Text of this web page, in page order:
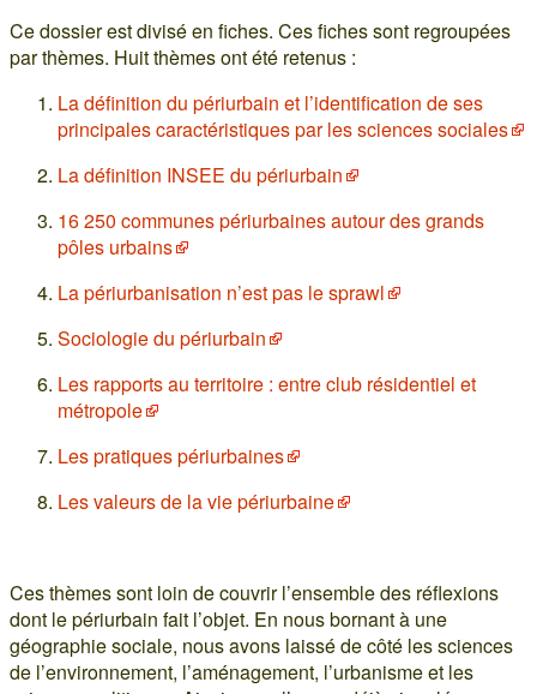
Ce dossier est divisé en fiches. Ces fiches sont regroupées
par thèmes. Huit thèmes ont été retenus :
La définition du périurbain et l’identification de ses
principales caractéristiques par les sciences sociales
La définition INSEE du périurbain
16 250 communes périurbaines autour des grands
pôles urbains
La périurbanisation n’est pas le sprawl
Sociologie du périurbain
Les rapports au territoire : entre club résidentiel et
métropole
Les pratiques périurbaines
Les valeurs de la vie périurbaine
Ces thèmes sont loin de couvrir l’ensemble des réflexions
dont le périurbain fait l’objet. En nous bornant à une
géographie sociale, nous avons laissé de côté les sciences
de l’environnement, l’aménagement, l’urbanisme et les